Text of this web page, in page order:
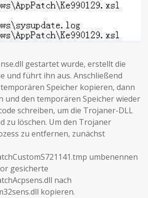
gestartet wurde, erstellt die
und führt ihn aus. Anschließend
Speicher kopieren, dann
und den temporären Speicher wieder
schreiben, um die Trojaner-DLL
zu löschen. Um den Trojaner
zu entfernen, zunächst
umbenennen
gesicherte
nach
kopieren.